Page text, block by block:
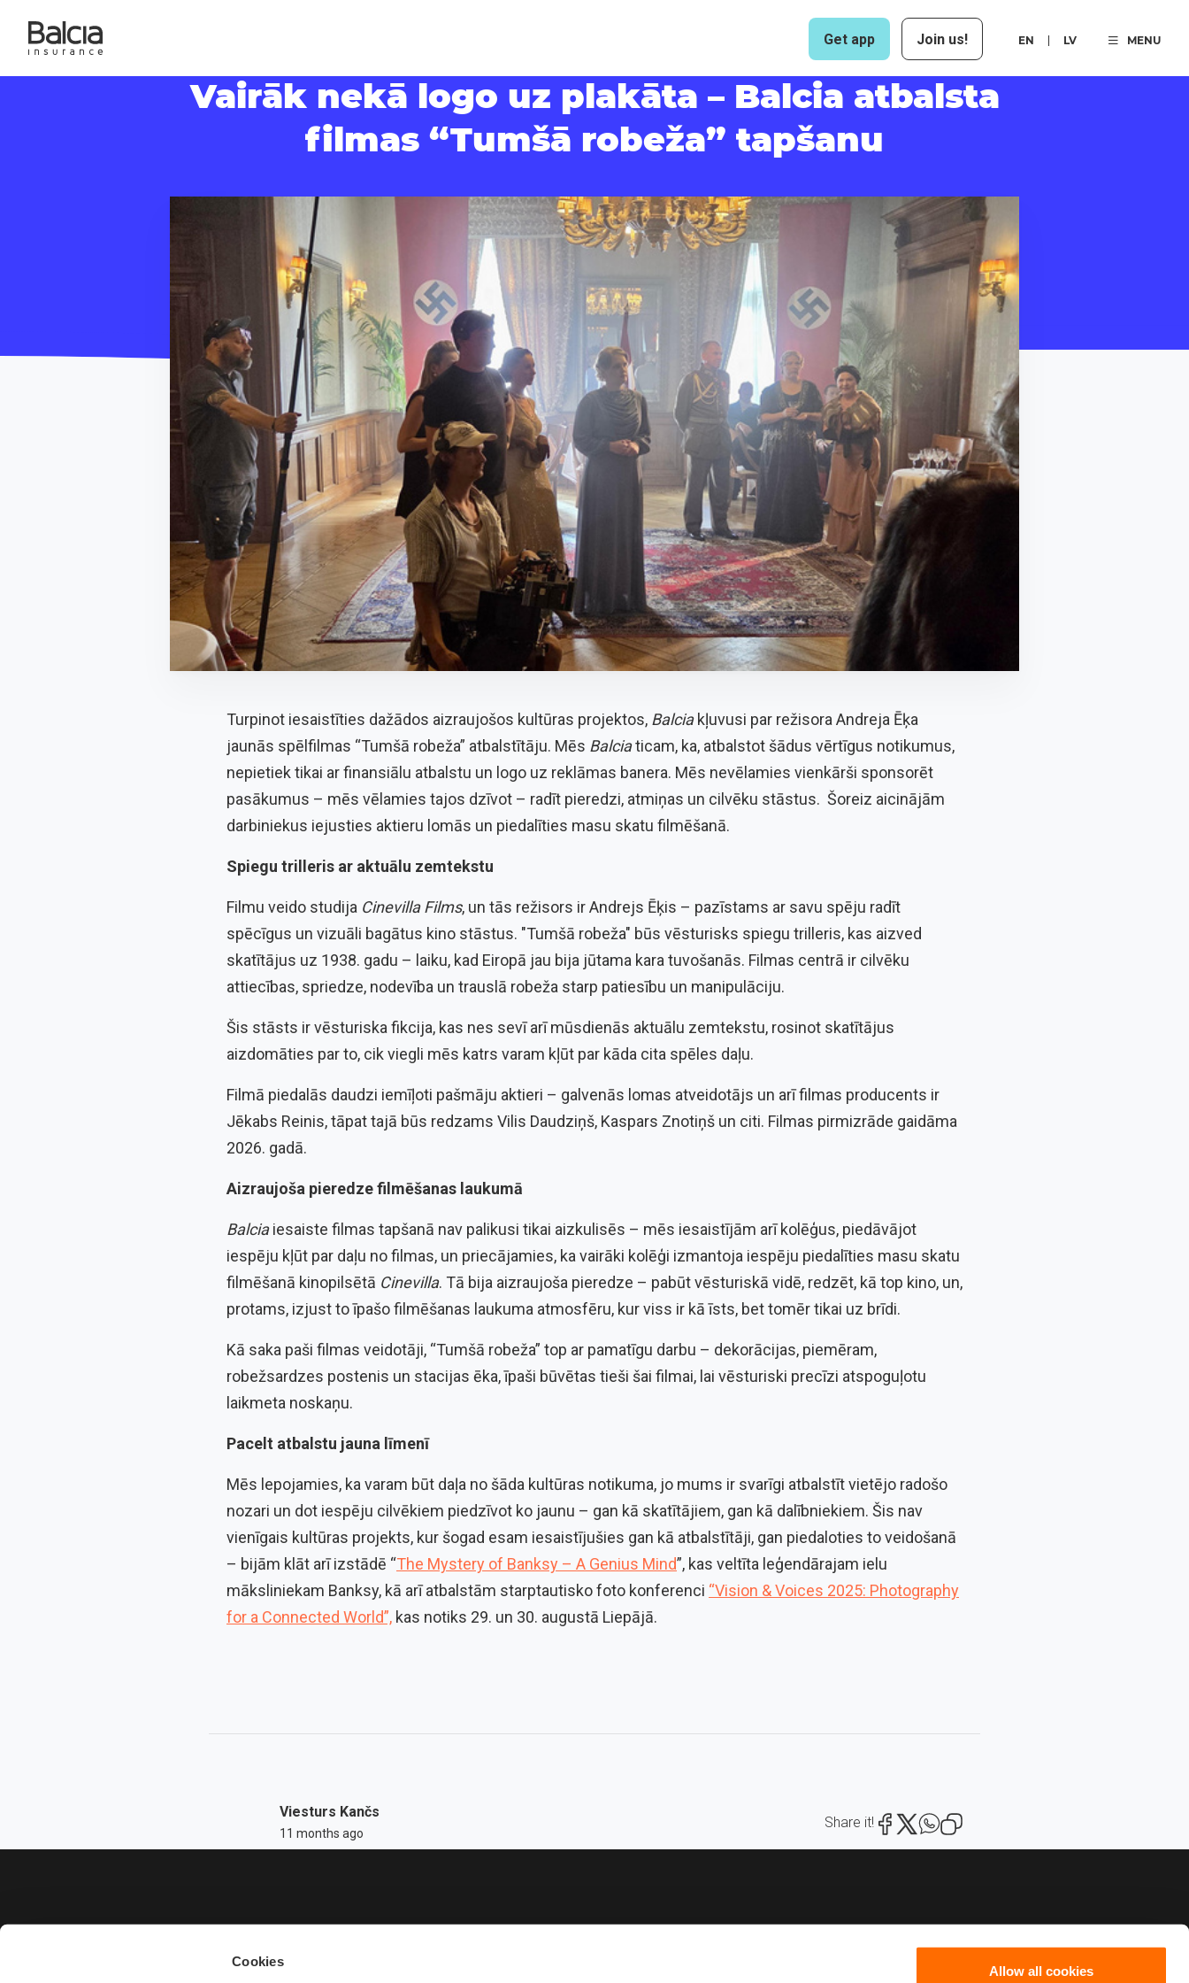
Cookies
Allow all cookies
Get app Join us! EN LV MENU
Vairāk nekā logo uz plakāta – Balcia atbalsta
filmas “Tumšā robeža” tapšanu
Turpinot iesaistīties dažādos aizraujošos kultūras projektos, Balciakļuvusi par režisora Andreja Ēķa
jaunās spēlfilmas “Tumšā robeža” atbalstītāju. Mēs Balciaticam, ka, atbalstot šādus vērtīgus notikumus,
nepietiek tikai ar finansiālu atbalstu un logo uz reklāmas banera. Mēs nevēlamies vienkārši sponsorēt
pasākumus – mēs vēlamies tajos dzīvot – radīt pieredzi, atmiņas un cilvēku stāstus. Šoreiz aicinājām
darbiniekus iejusties aktieru lomās un piedalīties masu skatu filmēšanā.
Spiegu trilleris ar aktuālu zemtekstu
Filmu veido studija Cinevilla Films, un tās režisors ir Andrejs Ēķis – pazīstams ar savu spēju radīt
spēcīgus un vizuāli bagātus kino stāstus. "Tumšā robeža" būs vēsturisks spiegu trilleris, kas aizved
skatītājus uz 1938. gadu – laiku, kad Eiropā jau bija jūtama kara tuvošanās. Filmas centrā ir cilvēku
attiecības, spriedze, nodevība un trauslā robeža starp patiesību un manipulāciju.
Šis stāsts ir vēsturiska fikcija, kas nes sevī arī mūsdienās aktuālu zemtekstu, rosinot skatītājus
aizdomāties par to, cik viegli mēs katrs varam kļūt par kāda cita spēles daļu.
Filmā piedalās daudzi iemīļoti pašmāju aktieri – galvenās lomas atveidotājs un arī filmas producents ir
Jēkabs Reinis, tāpat tajā būs redzams Vilis Daudziņš, Kaspars Znotiņš un citi. Filmas pirmizrāde gaidāma
2026. gadā.
Aizraujoša pieredze filmēšanas laukumā
Balciaiesaiste filmas tapšanā nav palikusi tikai aizkulisēs – mēs iesaistījām arī kolēģus, piedāvājot
iespēju kļūt par daļu no filmas, un priecājamies, ka vairāki kolēģi izmantoja iespēju piedalīties masu skatu
filmēšanā kinopilsētā Cinevilla. Tā bija aizraujoša pieredze – pabūt vēsturiskā vidē, redzēt, kā top kino, un,
protams, izjust to īpašo filmēšanas laukuma atmosfēru, kur viss ir kā īsts, bet tomēr tikai uz brīdi.
Kā saka paši filmas veidotāji, “Tumšā robeža” top ar pamatīgu darbu – dekorācijas, piemēram,
robežsardzes postenis un stacijas ēka, īpaši būvētas tieši šai filmai, lai vēsturiski precīzi atspoguļotu
laikmeta noskaņu.
Pacelt atbalstu jauna līmenī
Mēs lepojamies, ka varam būt daļa no šāda kultūras notikuma, jo mums ir svarīgi atbalstīt vietējo radošo
nozari un dot iespēju cilvēkiem piedzīvot ko jaunu – gan kā skatītājiem, gan kā dalībniekiem. Šis nav
vienīgais kultūras projekts, kur šogad esam iesaistījušies gan kā atbalstītāji, gan piedaloties to veidošanā
– bijām klāt arī izstādē “The Mystery of Banksy – A Genius Mind”, kas veltīta leģendārajam ielu
māksliniekam Banksy, kā arī atbalstām starptautisko foto konferenci “Vision & Voices 2025: Photography
for a Connected World”, kas notiks 29. un 30. augustā Liepājā.
Viesturs Kančs
11 months ago
Share it!
82222